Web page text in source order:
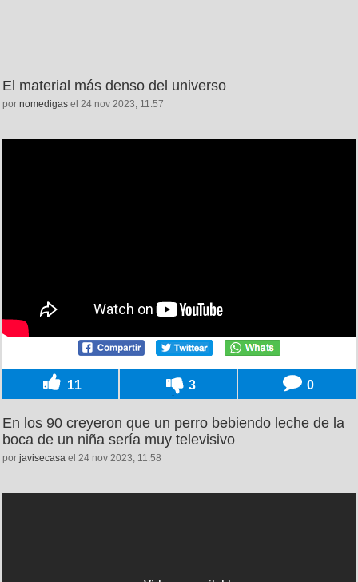
El material más denso del universo
por nomedigas el 24 nov 2023, 11:57
11 3 0
En los 90 creyeron que un perro bebiendo leche de la
boca de un niña sería muy televisivo
por javisecasa el 24 nov 2023, 11:58